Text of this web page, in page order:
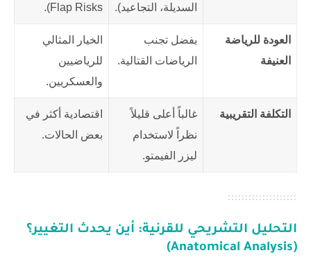
السديلة، التجاعيد).
Flap Risks).
العودة للرياضة
العنيفة
يفضل تجنب
الرياضات القتالية.
الخيار المثالي
للرياضيين
والعسكريين.
التكلفة التقريبية
غالباً أعلى قليلاً
نظراً لاستخدام
ليزر الفيمتو.
اقتصادية أكثر في
بعض الحالات.
التحليل التشريحي للقرنية: أين يحدث التغيير؟
(Anatomical Analysis)